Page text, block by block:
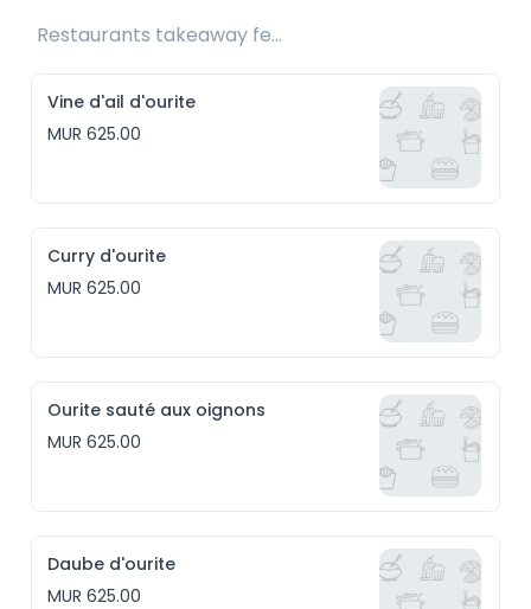
Restaurants takeaway fee Rs25 included
Vine d'ail d'ourite
MUR 625.00
Curry d'ourite
MUR 625.00
Ourite sauté aux oignons
MUR 625.00
Daube d'ourite
MUR 625.00